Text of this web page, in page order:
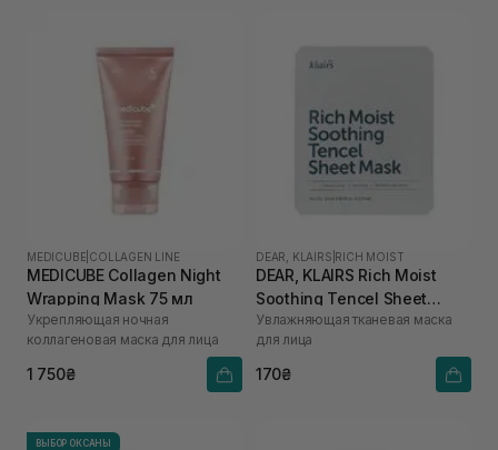
MEDICUBE COLLAGEN LINE
MEDICUBE Collagen Night
Wrapping Mask 75 мл
Укрепляющая ночная
коллагеновая маска для лица
1 750₴
DEAR, KLAIRS RICH MOIST
DEAR, KLAIRS Rich Moist
Soothing Tencel Sheet
Mask 1 шт
Увлажняющая тканевая маска
для лица
170₴
ВЫБОР ОКСАНЫ